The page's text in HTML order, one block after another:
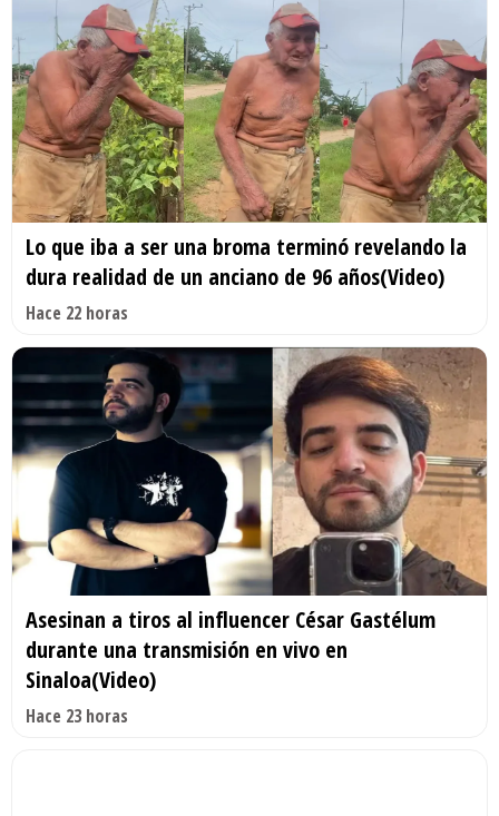
Lo que iba a ser una broma terminó revelando la
dura realidad de un anciano de 96 años(Video)
Hace 22 horas
Asesinan a tiros al influencer César Gastélum
durante una transmisión en vivo en
Sinaloa(Video)
Hace 23 horas